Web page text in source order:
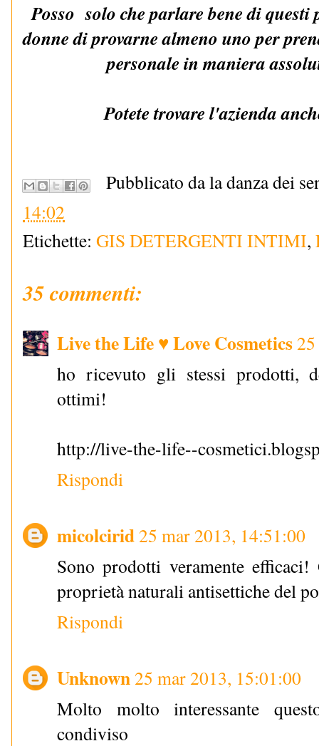
Posso solo che parlare bene di
donne di provarne almeno uno per
personale in maniera
Potete trovare l'azienda
Pubblicato da la danza dei
14:02
Etichette: GIS DETERGENTI INTIMI,
35 commenti:
Live the Life ♥ Love Cosmetics
ho ricevuto gli stessi prodotti,
ottimi!
http://live-the-life--
Rispondi
micolcirid 25 mar 2013, 14:51:00
Sono prodotti veramente
proprietà naturali antisettiche del
Rispondi
Unknown 25 mar 2013, 15:01:00
Molto molto interessante
condiviso